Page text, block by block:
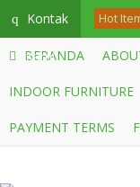
q Kontak
Kami
Hot
BERANDA
INDOOR FURNITURE
PAYMENT TERMS